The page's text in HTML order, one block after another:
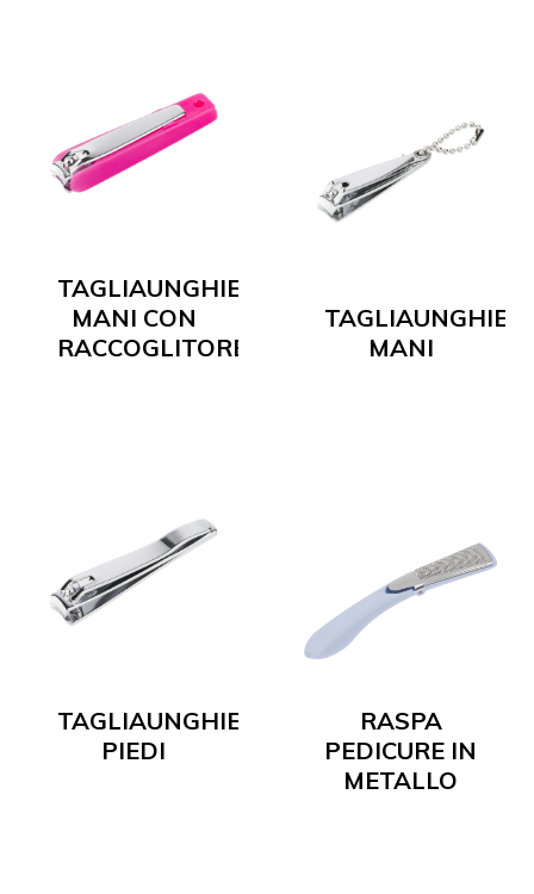
TAGLIAUNGHIE
MANI CON
RACCOGLITORE
TAGLIAUNGHIE
MANI
TAGLIAUNGHIE
PIEDI
RASPA
PEDICURE IN
METALLO